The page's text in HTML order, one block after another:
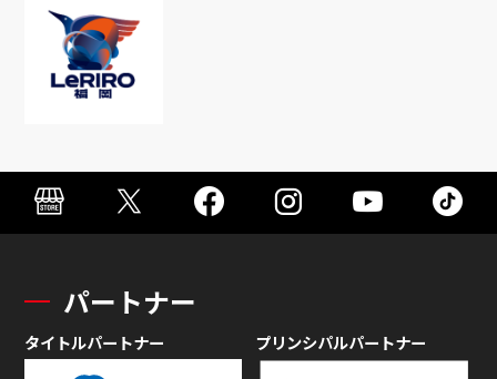
パートナー
タイトルパートナー プリンシパルパートナー